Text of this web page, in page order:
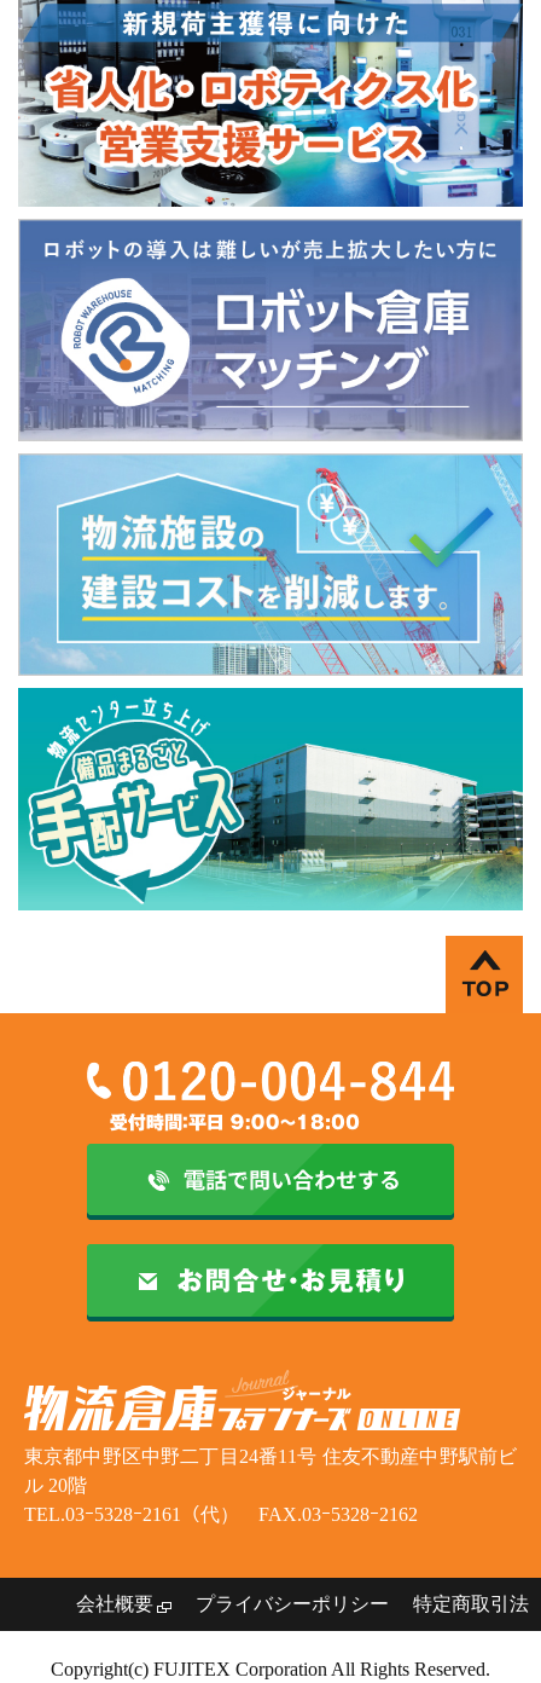
東京都中野区中野二丁目24番11号 住友不動産中野駅前ビ
ル 20階
TEL.03ｰ5328ｰ2161（代） FAX.03ｰ5328ｰ2162
会社概要 プライバシーポリシー 特定商取引法
Copyright(c) FUJITEX Corporation All Rights Reserved.